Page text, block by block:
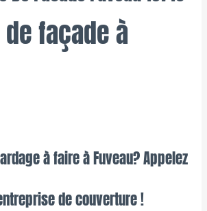
façade à
à faire à Fuveau? Appelez
de couverture !